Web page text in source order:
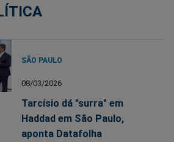
SÃO PAULO
08/03/2026
Tarcísio dá "surra" em
Haddad em São Paulo,
aponta Datafolha